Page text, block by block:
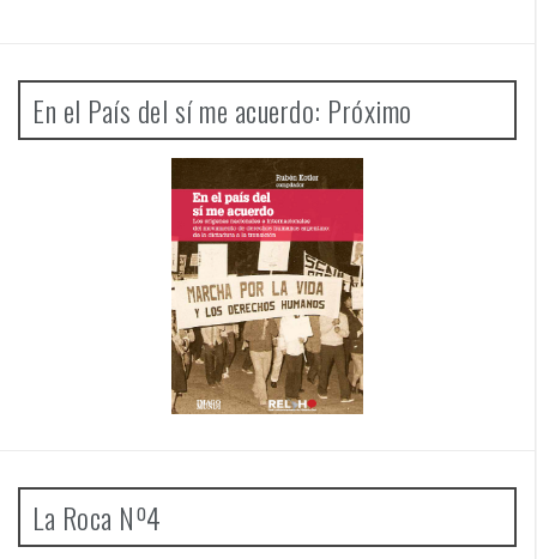
En el País del sí me acuerdo: Próximo
La Roca Nº4